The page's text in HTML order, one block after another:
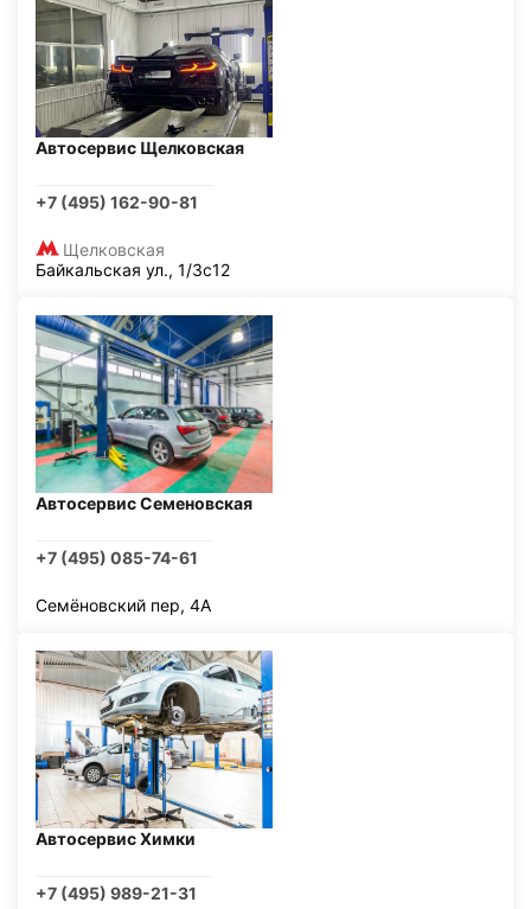
Автосервис Щелковская
+7 (495) 162-90-81
Щелковская
Байкальская ул., 1/3с12
Автосервис Семеновская
+7 (495) 085-74-61
Семёновский пер, 4А
Автосервис Химки
+7 (495) 989-21-31